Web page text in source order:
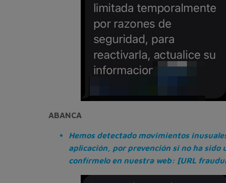
ABANCA
Hemos detectado movimientos
aplicación, por prevención si no ha sido
confírmelo en nuestra web: [URL